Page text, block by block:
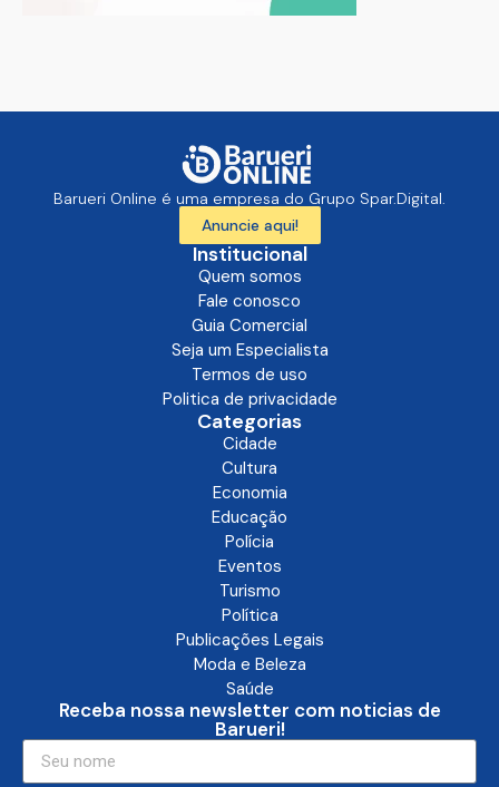
Barueri Online é uma empresa do Grupo Spar.Digital.
Anuncie aqui!
Institucional
Quem somos
Fale conosco
Guia Comercial
Seja um Especialista
Termos de uso
Politica de privacidade
Categorias
Cidade
Cultura
Economia
Educação
Polícia
Eventos
Turismo
Política
Publicações Legais
Moda e Beleza
Saúde
Receba nossa newsletter com noticias de
Barueri!